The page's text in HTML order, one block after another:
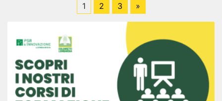
1 2 3 »